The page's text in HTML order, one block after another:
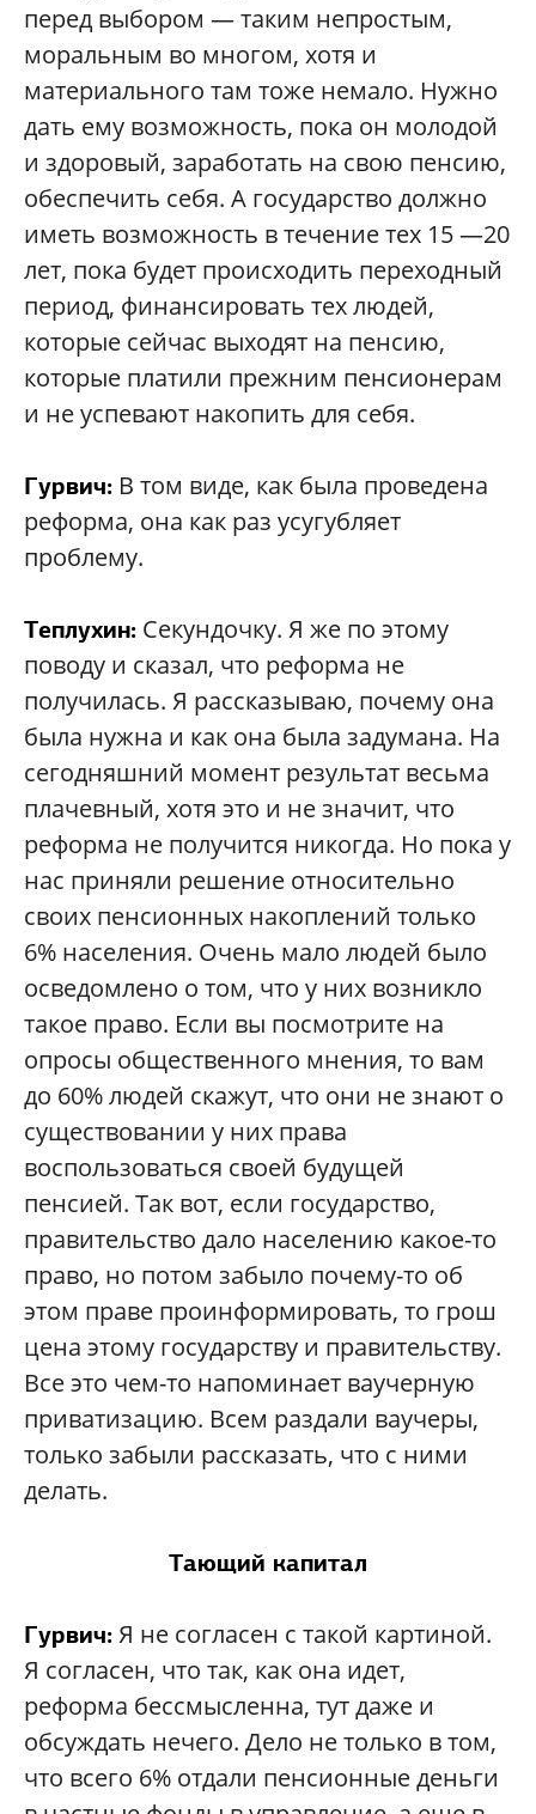
перед выбором — таким непростым,
моральным во многом, хотя и
материального там тоже немало. Нужно
дать ему возможность, пока он молодой
и здоровый, заработать на свою пенсию,
обеспечить себя. А государство должно
иметь возможность в течение тех 15 —20
лет, пока будет происходить переходный
период, финансировать тех людей,
которые сейчас выходят на пенсию,
которые платили прежним пенсионерам
и не успевают накопить для себя.
Гурвич: В том виде, как была проведена
реформа, она как раз усугубляет
проблему.
Теплухин: Секундочку. Я же по этому
поводу и сказал, что реформа не
получилась. Я рассказываю, почему она
была нужна и как она была задумана. На
сегодняшний момент результат весьма
плачевный, хотя это и не значит, что
реформа не получится никогда. Но пока у
нас приняли решение относительно
своих пенсионных накоплений только
6% населения. Очень мало людей было
осведомлено о том, что у них возникло
такое право. Если вы посмотрите на
опросы общественного мнения, то вам
до 60% людей скажут, что они не знают о
существовании у них права
воспользоваться своей будущей
пенсией. Так вот, если государство,
правительство дало населению какое-то
право, но потом забыло почему-то об
этом праве проинформировать, то грош
цена этому государству и правительству.
Все это чем-то напоминает ваучерную
приватизацию. Всем раздали ваучеры,
только забыли рассказать, что с ними
делать.
Тающий капитал
Гурвич:Я не согласен с такой картиной.
Я согласен, что так, как она идет,
реформа бессмысленна, тут даже и
обсуждать нечего. Дело не только в том,
что всего 6% отдали пенсионные деньги